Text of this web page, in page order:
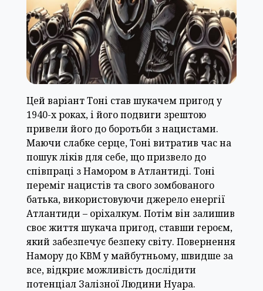
Цей варіант Тоні став шукачем пригод у
1940-х роках, і його подвиги зрештою
привели його до боротьби з нацистами.
Маючи слабке серце, Тоні витратив час на
пошук ліків для себе, що призвело до
співпраці з Намором в Атлантиді. Тоні
переміг нацистів та свого зомбованого
батька, використовуючи джерело енергії
Атлантиди – оріхалкум. Потім він залишив
своє життя шукача пригод, ставши героєм,
який забезпечує безпеку світу. Повернення
Намору до КВМ у майбутньому, швидше за
все, відкриє можливість дослідити
потенціал Залізної Людини Нуара.